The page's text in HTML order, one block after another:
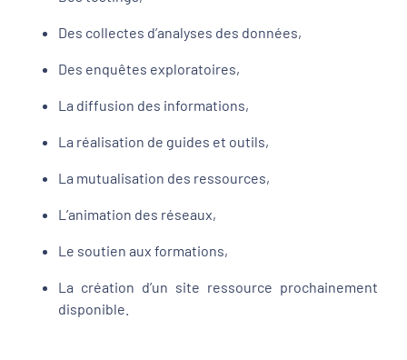
Des collectes d’analyses des données,
Des enquêtes exploratoires,
La diffusion des informations,
La réalisation de guides et outils,
La mutualisation des ressources,
L’animation des réseaux,
Le soutien aux formations,
La création d’un site ressource prochainement
disponible.